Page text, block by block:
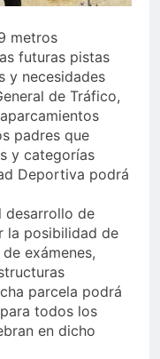
metros
futuras pistas
y necesidades
de Tráfico,
padres que
y categorías
Deportiva podrá
desarrollo de
la posibilidad de
exámenes,
parcela podrá
todos los
en dicho